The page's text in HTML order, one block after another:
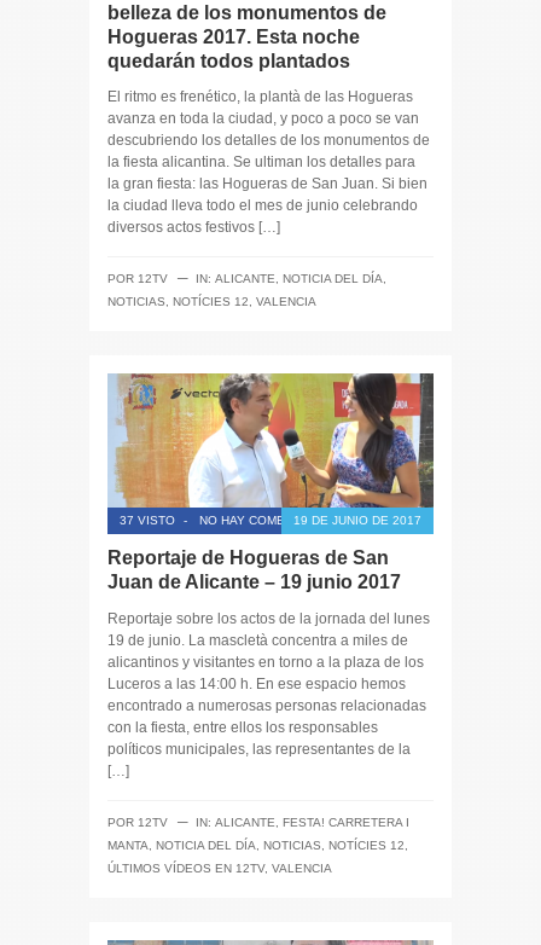
belleza de los monumentos de
Hogueras 2017. Esta noche
quedarán todos plantados
El ritmo es frenético, la plantà de las Hogueras
avanza en toda la ciudad, y poco a poco se van
descubriendo los detalles de los monumentos de
la fiesta alicantina. Se ultiman los detalles para
la gran fiesta: las Hogueras de San Juan. Si bien
la ciudad lleva todo el mes de junio celebrando
diversos actos festivos […]
POR 12TV ─ IN: ALICANTE, NOTICIA DEL DÍA,
NOTICIAS, NOTÍCIES 12, VALENCIA
37 VISTO - NO HAY COMENTARIOS19 DE JUNIO DE 2017
Reportaje de Hogueras de San
Juan de Alicante – 19 junio 2017
Reportaje sobre los actos de la jornada del lunes
19 de junio. La mascletà concentra a miles de
alicantinos y visitantes en torno a la plaza de los
Luceros a las 14:00 h. En ese espacio hemos
encontrado a numerosas personas relacionadas
con la fiesta, entre ellos los responsables
políticos municipales, las representantes de la
[…]
POR 12TV ─ IN: ALICANTE
FESTA! CARRETERA I
MANTA
NOTICIA DEL DÍA NOTICIAS NOTÍCIES 12
ÚLTIMOS VÍDEOS EN 12TV, VALENCIA